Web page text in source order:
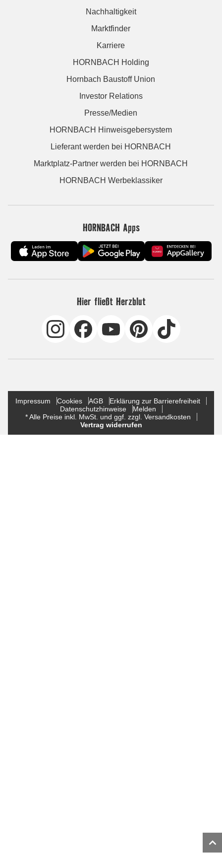
Nachhaltigkeit
Marktfinder
Karriere
HORNBACH Holding
Hornbach Baustoff Union
Investor Relations
Presse/Medien
HORNBACH Hinweisgebersystem
Lieferant werden bei HORNBACH
Marktplatz-Partner werden bei HORNBACH
HORNBACH Werbeklassiker
HORNBACH Apps
Hier fließt Herzblut
Impressum Cookies AGB
Erklärung zur Barrierefreiheit
Datenschutzhinweise
Melden
* Alle Preise inkl. MwSt. und ggf. zzgl. Versandkosten
Vertrag widerrufen